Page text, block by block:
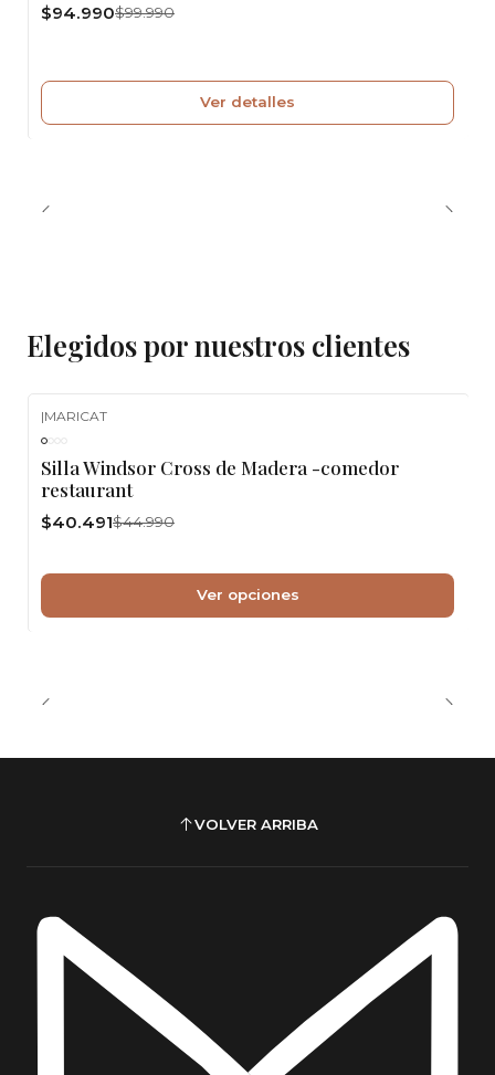
$94.990$99.990
Ver detalles
Elegidos por nuestros clientes
|MARICAT
Silla Windsor Cross de Madera -comedor
restaurant
$40.491$44.990
Ver opciones
VOLVER ARRIBA